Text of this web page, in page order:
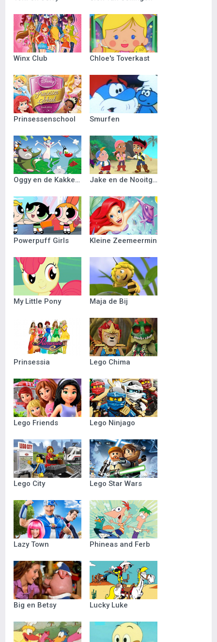
Winx Club Chloe's Toverkast
Prinsessenschool Smurfen
Oggy en de Kakkerlakken Jake en de Nooitgedacht Piraten
Powerpuff Girls Kleine Zeemeermin
My Little Pony Maja de Bij
Prinsessia Lego Chima
Lego Friends Lego Ninjago
Lego City Lego Star Wars
Lazy Town Phineas and Ferb
Big en Betsy Lucky Luke